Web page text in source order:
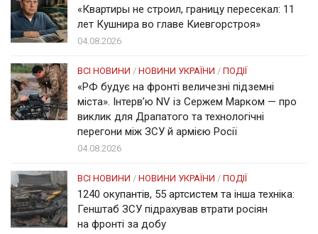
«Квартиры не строил, границу пересекал: 11
лет Кушнира во главе Киевгорстроя»
04.08.2026
ВСІ НОВИНИ / НОВИНИ УКРАЇНИ / ПОДІЇ
«РФ будує на фронті величезні підземні
міста». Інтерв’ю NV із Сержем Марком — про
виклик для Драпатого та технологічні
перегони між ЗСУ й армією Росії
04.08.2026
ВСІ НОВИНИ / НОВИНИ УКРАЇНИ / ПОДІЇ
1240 окупантів, 55 артсистем та інша техніка:
Генштаб ЗСУ підрахував втрати росіян
на фронті за добу